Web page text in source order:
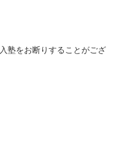
入塾をお断りすることがござ